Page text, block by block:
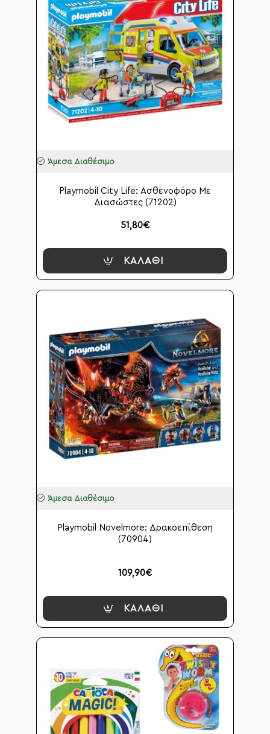
Άμεσα Διαθέσιμο
Playmobil City Life: Ασθενοφόρο Με
Διασώστες (71202)
51,80€
ΚΑΛΆΘΙ
Άμεσα Διαθέσιμο
Playmobil Novelmore: Δρακοεπίθεση
(70904)
109,90€
ΚΑΛΆΘΙ